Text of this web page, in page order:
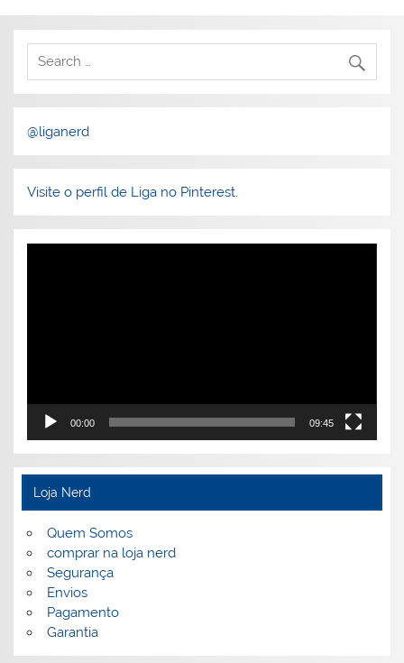
@liganerd
Visite o perfil de Liga no Pinterest.
Tocador
00:00 09:45
Loja Nerd
Quem Somos
comprar na loja nerd
Segurança
Envios
Pagamento
Garantia